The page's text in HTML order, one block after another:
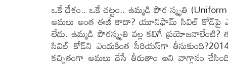
ఒకే దేశం.. ఒకే చట్టం.. ఉమ్మడి పౌర స్మృతి
అమలు అంత ఈజీ కాదా? యూనిఫామ్ సివిల్ కోడ్‌పై
లేదు. ఉమ్మడి పౌరస్మృతి వల్ల కలిగే
సివిల్ కోడ్‌ని ఎందుకింత సీరియస్‌గా
కచ్చితంగా అమలు చేసే తీరుతాం అని వాగ్దానం